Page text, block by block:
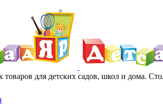
товаров для детских садов, школ и дома.